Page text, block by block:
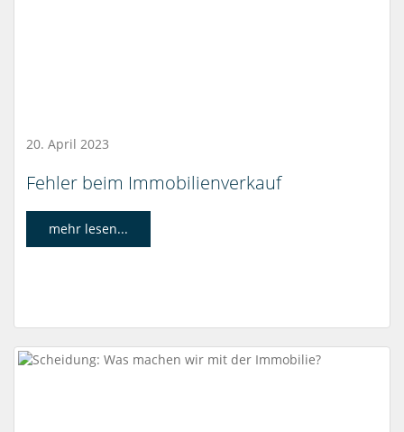
20. April 2023
Fehler beim Immobilienverkauf
mehr lesen...